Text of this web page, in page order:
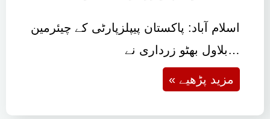
اسلام آباد: پاکستان پیپلزپارٹی کے چیئرمین
بلاول بھٹو زرداری نے…
« مزید پڑھیے